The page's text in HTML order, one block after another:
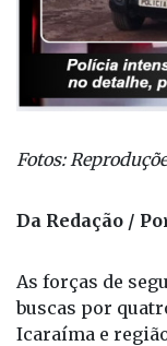
Fotos:
Da Redação /
As forças de
Icaraíma e
Hirnani de
Diego Henrique